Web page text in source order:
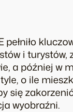
pełniło
i turystów,
a później w
tyle, o ile
się
wyobraźni.